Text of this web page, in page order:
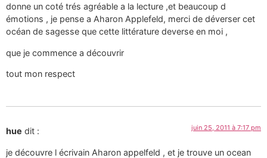
donne un coté trés agréable a la lecture ,et beaucoup d
émotions , je pense a Aharon Applefeld, merci de déverser cet
océan de sagesse que cette littérature deverse en moi ,
que je commence a découvrir
tout mon respect
hue dit : juin 25, 2011 à 7:17 pm
je découvre l écrivain Aharon appelfeld , et je trouve un ocean